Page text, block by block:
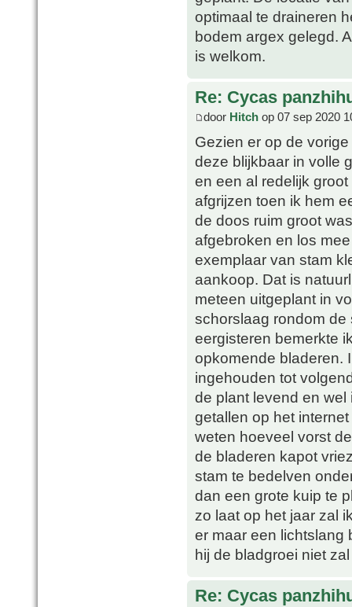
optimaal te draineren
bodem argex gelegd.
is welkom.
Re: Cycas
door Hitch op 07 sep 2020
Gezien er op de
deze blijkbaar in volle
en een al redelijk
afgrijzen toen ik hem
de doos ruim groot
afgebroken en los
exemplaar van stam
aankoop. Dat is
meteen uitgeplant in
schorslaag rondom de
eergisteren bemerkte
opkomende bladeren.
ingehouden tot
de plant levend en
getallen op het
weten hoeveel vorst
de bladeren kapot
stam te bedelven
dan een grote kuip te
zo laat op het jaar zal
er maar een lichtslang
hij de bladgroei niet
Re: Cycas